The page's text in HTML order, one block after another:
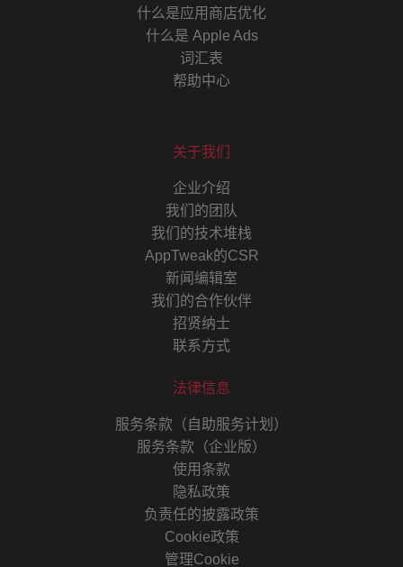
什么是应用商店优化
什么是 Apple Ads
词汇表
帮助中心
关于我们
企业介绍
我们的团队
我们的技术堆栈
AppTweak的CSR
新闻编辑室
我们的合作伙伴
招贤纳士
联系方式
法律信息
服务条款（自助服务计划）
服务条款（企业版）
使用条款
隐私政策
负责任的披露政策
Cookie政策
管理Cookie